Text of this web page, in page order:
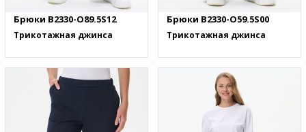
Брюки B2330-O89.5S12
Трикотажная джинса
Брюки B2330-O59.5S00
Трикотажная джинса